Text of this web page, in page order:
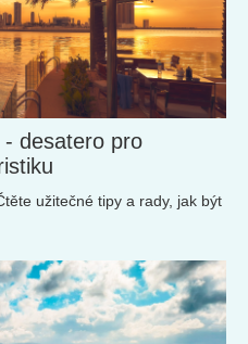
desatero pro
užitečné tipy a rady, jak být